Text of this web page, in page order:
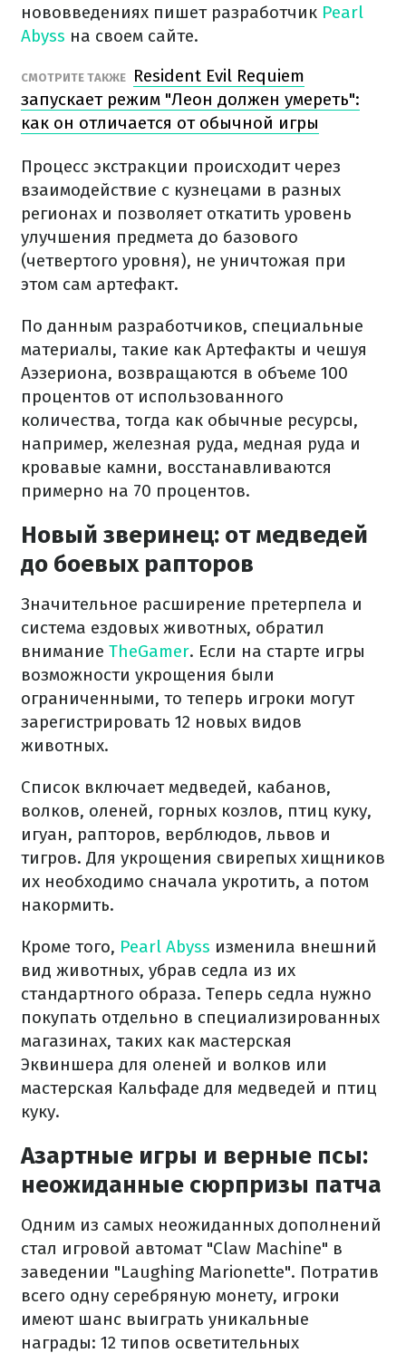
нововведениях пишет разработчик Pearl
Abyss на своем сайте.
СМОТРИТЕ ТАКЖЕ
Resident Evil Requiem
запускает режим "Леон должен умереть":
как он отличается от обычной игры
Процесс экстракции происходит через
взаимодействие с кузнецами в разных
регионах и позволяет откатить уровень
улучшения предмета до базового
(четвертого уровня), не уничтожая при
этом сам артефакт.
По данным разработчиков, специальные
материалы, такие как Артефакты и чешуя
Аэзериона, возвращаются в объеме 100
процентов от использованного
количества, тогда как обычные ресурсы,
например, железная руда, медная руда и
кровавые камни, восстанавливаются
примерно на 70 процентов.
Новый зверинец: от медведей
до боевых рапторов
Значительное расширение претерпела и
система ездовых животных, обратил
внимание TheGamer. Если на старте игры
возможности укрощения были
ограниченными, то теперь игроки могут
зарегистрировать 12 новых видов
животных.
Список включает медведей, кабанов,
волков, оленей, горных козлов, птиц куку,
игуан, рапторов, верблюдов, львов и
тигров. Для укрощения свирепых хищников
их необходимо сначала укротить, а потом
накормить.
Кроме того, Pearl Abyss изменила внешний
вид животных, убрав седла из их
стандартного образа. Теперь седла нужно
покупать отдельно в специализированных
магазинах, таких как мастерская
Эквиншера для оленей и волков или
мастерская Кальфаде для медведей и птиц
куку.
Азартные игры и верные псы:
неожиданные сюрпризы патча
Одним из самых неожиданных дополнений
стал игровой автомат "Claw Machine" в
заведении "Laughing Marionette". Потратив
всего одну серебряную монету, игроки
имеют шанс выиграть уникальные
награды: 12 типов осветительных